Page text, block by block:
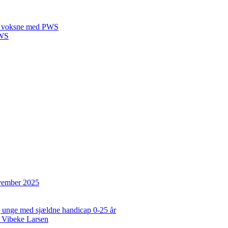
med PWS
2025
med sjældne handicap 0-25 år
Larsen